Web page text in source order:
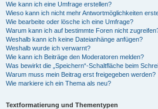
Wie kann ich eine Umfrage erstellen?
Wieso kann ich nicht mehr Antwortmöglichkeiten
Wie bearbeite oder lösche ich eine Umfrage?
Warum kann ich auf bestimmte Foren nicht
Weshalb kann ich keine Dateianhänge anfügen?
Weshalb wurde ich verwarnt?
Wie kann ich Beiträge den Moderatoren melden?
Was bewirkt die „Speichern“-Schaltfläche beim
Warum muss mein Beitrag erst freigegeben werden?
Wie markiere ich ein Thema als neu?
Textformatierung und Thementypen